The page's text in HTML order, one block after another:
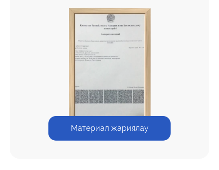
Материал жариялау